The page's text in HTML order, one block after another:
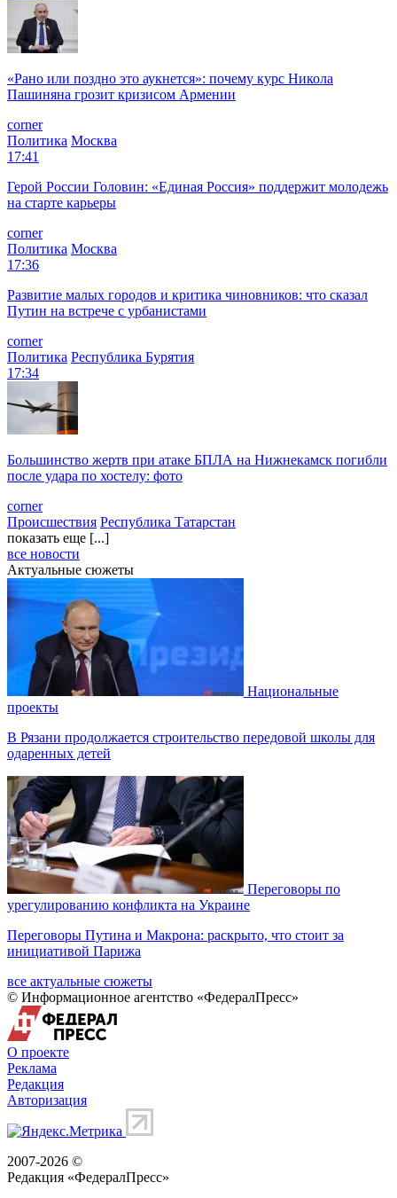
«Рано или поздно это аукнется»: почему курс Никола
Пашиняна грозит кризисом Армении
corner
Политика Москва
17:41
Герой России Головин: «Единая Россия» поддержит молодежь
на старте карьеры
corner
Политика Москва
17:36
Развитие малых городов и критика чиновников: что сказал
Путин на встрече с урбанистами
corner
Политика Республика Бурятия
17:34
Большинство жертв при атаке БПЛА на Нижнекамск погибли
после удара по хостелу: фото
corner
Происшествия Республика Татарстан
показать еще [...]
все новости
Актуальные сюжеты
Национальные
проекты
В Рязани продолжается строительство передовой школы для
одаренных детей
Переговоры по
урегулированию конфликта на Украине
Переговоры Путина и Макрона: раскрыто, что стоит за
инициативой Парижа
все актуальные сюжеты
© Информационное агентство «ФедералПресс»
О проекте
Реклама
Редакция
Авторизация
2007-2026 ©
Редакция «ФедералПресс»